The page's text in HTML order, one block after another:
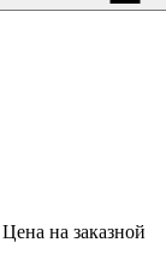
Цена на заказной